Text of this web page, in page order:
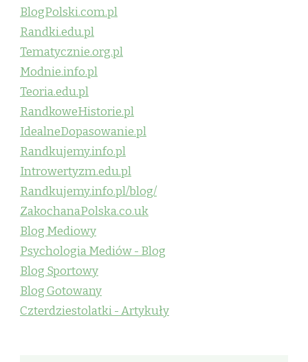
BlogPolski.com.pl
Randki.edu.pl
Tematycznie.org.pl
Modnie.info.pl
Teoria.edu.pl
RandkoweHistorie.pl
IdealneDopasowanie.pl
Randkujemy.info.pl
Introwertyzm.edu.pl
Randkujemy.info.pl/blog/
ZakochanaPolska.co.uk
Blog Mediowy
Psychologia Mediów - Blog
Blog Sportowy
Blog Gotowany
Czterdziestolatki - Artykuły